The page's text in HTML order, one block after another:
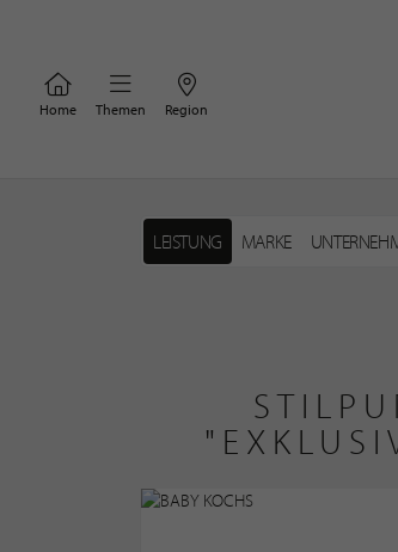
Home Themen Region
LEISTUNG MARKE